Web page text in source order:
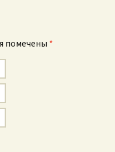
помечены *